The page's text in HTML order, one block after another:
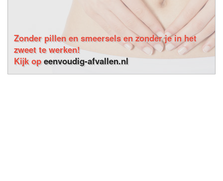
Zonder pillen en smeersels en zonder je in het
zweet te werken!
Kijk opeenvoudig-afvallen.nl